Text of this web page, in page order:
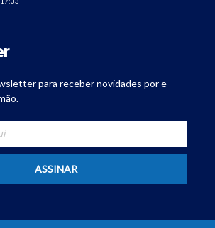
para receber novidades por e-